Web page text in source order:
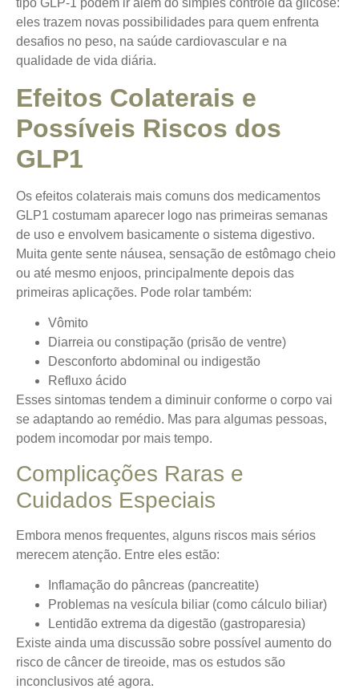
tipo GLP-1 podem ir além do simples controle da glicose:
eles trazem novas possibilidades para quem enfrenta
desafios no peso, na saúde cardiovascular e na
qualidade de vida diária.
Efeitos Colaterais e
Possíveis Riscos dos
GLP1
Os efeitos colaterais mais comuns dos medicamentos
GLP1 costumam aparecer logo nas primeiras semanas
de uso e envolvem basicamente o sistema digestivo.
Muita gente sente náusea, sensação de estômago cheio
ou até mesmo enjoos, principalmente depois das
primeiras aplicações. Pode rolar também:
Vômito
Diarreia ou constipação (prisão de ventre)
Desconforto abdominal ou indigestão
Refluxo ácido
Esses sintomas tendem a diminuir conforme o corpo vai
se adaptando ao remédio. Mas para algumas pessoas,
podem incomodar por mais tempo.
Complicações Raras e
Cuidados Especiais
Embora menos frequentes, alguns riscos mais sérios
merecem atenção. Entre eles estão:
Inflamação do pâncreas (pancreatite)
Problemas na vesícula biliar (como cálculo biliar)
Lentidão extrema da digestão (gastroparesia)
Existe ainda uma discussão sobre possível aumento do
risco de câncer de tireoide, mas os estudos são
inconclusivos até agora.